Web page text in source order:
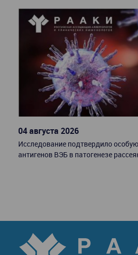
04 августа 2026
Исследование подтвердило
антигенов ВЭБ в патогенезе